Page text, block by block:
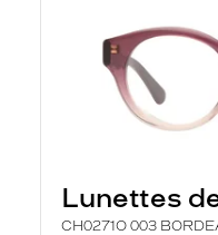
Lunettes
CH0271O 003